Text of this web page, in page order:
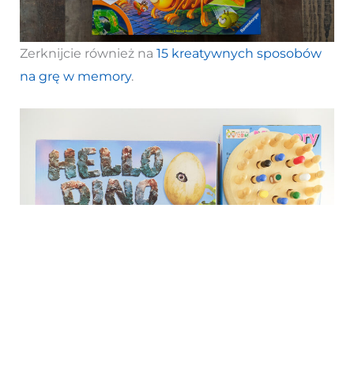
Zerknijcie również na 15 kreatywnych sposobów
na grę w memory.